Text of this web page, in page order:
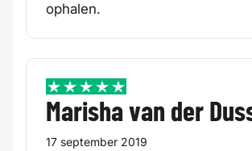
ophalen.
5 / 5
Marisha van der
17 september 2019